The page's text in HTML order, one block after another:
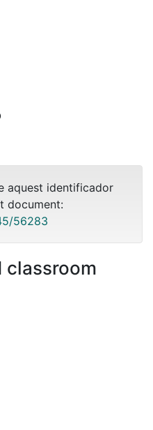
aquest identificador
document:
56283
classroom